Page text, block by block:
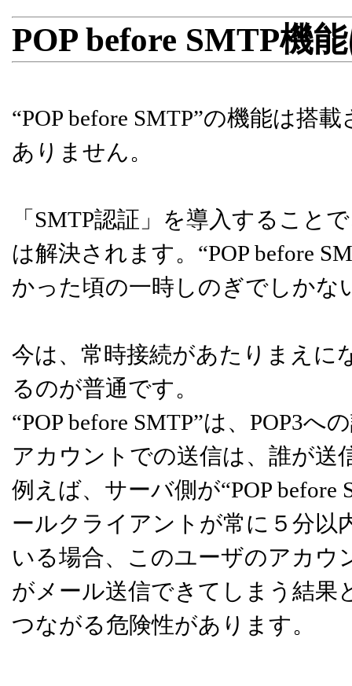
POP before SMTP機
“POP before SMTP”の機能は搭
ありません。
「SMTP認証」を導入すること
は解決されます。“POP before
かった頃の一時しのぎでしかな
今は、常時接続があたりまえに
るのが普通です。
“POP before SMTP”は、POP3
アカウントでの送信は、誰が送
例えば、サーバ側が“POP
ールクライアントが常に５分以
いる場合、このユーザのアカウ
がメール送信できてしまう結果
つながる危険性があります。